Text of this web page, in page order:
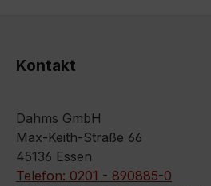
Kontakt
Dahms GmbH
Max-Keith-Straße 66
45136 Essen
Telefon: 0201 - 890885-0